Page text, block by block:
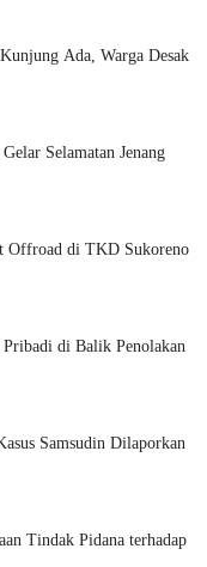
Ada, Warga Desak
Selamatan Jenang
Offroad di TKD Sukoreno
di Balik Penolakan
Samsudin Dilaporkan
Tindak Pidana terhadap